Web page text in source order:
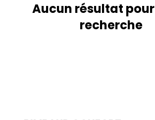
Aucun résultat
recherche